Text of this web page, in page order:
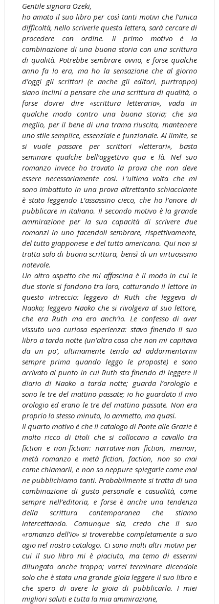
Gentile signora Ozeki,
ho amato il suo libro per così tanti motivi che l’unica
difficoltà, nello scriverle questa lettera, sarà cercare di
procedere con ordine. Il primo motivo è la
combinazione di una buona storia con una scrittura
di qualità. Potrebbe sembrare ovvio, e forse qualche
anno fa lo era, ma ho la sensazione che al giorno
d’oggi gli scrittori (e anche gli editori, purtroppo)
siano inclini a pensare che una scrittura di qualità, o
forse dovrei dire «scrittura letteraria», vada in
qualche modo contro una buona storia; che sia
meglio, per il bene di una trama riuscita, mantenere
uno stile semplice, essenziale e funzionale. Al limite, se
si vuole passare per scrittori «letterari», basta
seminare qualche bell’aggettivo qua e là. Nel suo
romanzo invece ho trovato la prova che non deve
essere necessariamente così. L’ultima volta che mi
sono imbattuto in una prova altrettanto schiacciante
è stato leggendo L’assassino cieco, che ho l’onore di
pubblicare in italiano. Il secondo motivo è la grande
ammirazione per la sua capacità di scrivere due
romanzi in uno facendoli sembrare, rispettivamente,
del tutto giapponese e del tutto americano. Qui non si
tratta solo di buona scrittura, bensì di un virtuosismo
notevole.
Un altro aspetto che mi affascina è il modo in cui le
due storie si fondono tra loro, catturando il lettore in
questo intreccio: leggevo di Ruth che leggeva di
Naoko; leggevo Naoko che si rivolgeva al suo lettore,
che era Ruth ma ero anch’io. Le confesso di aver
vissuto una curiosa esperienza: stavo finendo il suo
libro a tarda notte (un’altra cosa che non mi capitava
da un po’, ultimamente tendo ad addormentarmi
sempre prima quando leggo le proposte) e sono
arrivato al punto in cui Ruth sta finendo di leggere il
diario di Naoko a tarda notte; guarda l’orologio e
sono le tre del mattino passate; io ho guardato il mio
orologio ed erano le tre del mattino passate. Non era
proprio lo stesso minuto, lo ammetto, ma quasi.
Il quarto motivo è che il catalogo di Ponte alle Grazie è
molto ricco di titoli che si collocano a cavallo tra
fiction e non-fiction: narrative-non fiction, memoir,
metà romanzo e metà fiction, faction, non so mai
come chiamarli, e non so neppure spiegarle come mai
ne pubblichiamo tanti. Probabilmente si tratta di una
combinazione di gusto personale e casualità, come
sempre nell’editoria, e forse è anche una tendenza
della scrittura contemporanea che stiamo
intercettando. Comunque sia, credo che il suo
«romanzo dell’io» si troverebbe completamente a suo
agio nel nostro catalogo. Ci sono molti altri motivi per
cui il suo libro mi è piaciuto, ma temo di essermi
dilungato anche troppo; vorrei terminare dicendole
solo che è stata una grande gioia leggere il suo libro e
che spero di avere la gioia di pubblicarlo. I miei
migliori saluti e tutta la mia ammirazione,